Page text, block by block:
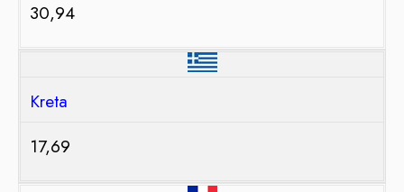
30,94
Kreta
17,69